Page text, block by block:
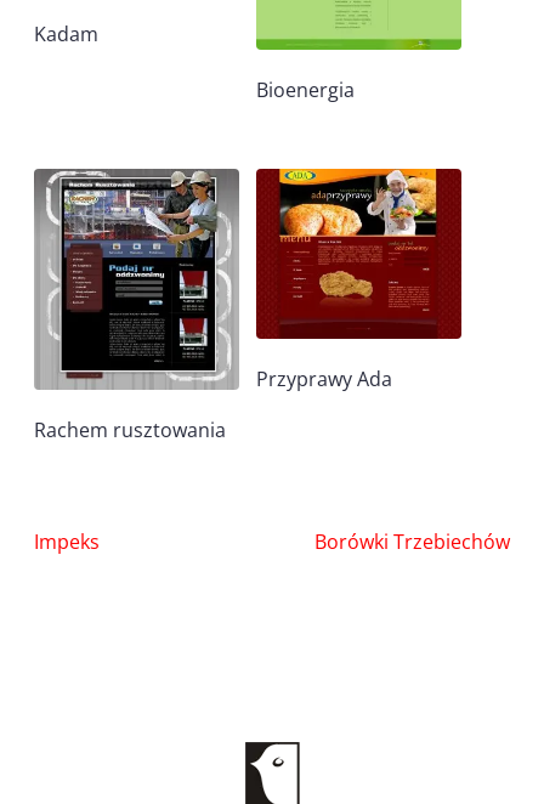
Kadam
Bioenergia
Rachem rusztowania
Przyprawy Ada
Nawigacja
Impeks Borówki Trzebiechów